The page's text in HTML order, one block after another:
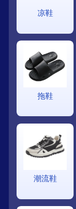
凉鞋
拖鞋
潮流鞋